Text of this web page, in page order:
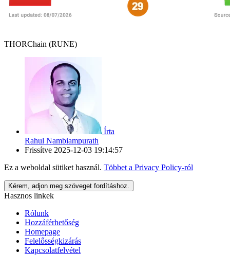
THORChain (RUNE)
Írta
Rahul Nambiampurath
Frissítve 2025-12-03 19:14:57
Ez a weboldal sütiket használ. Többet a Privacy Policy-ról
Kérem, adjon meg szöveget fordításhoz.
Hasznos linkek
Rólunk
Hozzáférhetőség
Homepage
Felelősségkizárás
Kapcsolatfelvétel